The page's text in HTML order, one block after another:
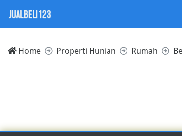
Home Properti Hunian Rumah